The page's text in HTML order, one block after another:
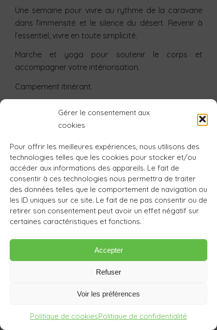
Gérer le consentement aux
cookies
Pour offrir les meilleures expériences, nous utilisons des
technologies telles que les cookies pour stocker et/ou
accéder aux informations des appareils. Le fait de
consentir à ces technologies nous permettra de traiter
des données telles que le comportement de navigation ou
les ID uniques sur ce site. Le fait de ne pas consentir ou de
retirer son consentement peut avoir un effet négatif sur
certaines caractéristiques et fonctions.
Accepter
Refuser
Voir les préférences
Politique de cookiesPolitique de confidentialité
Une semaine pour vivre au rythme de la caravane
dans l’immensité et le silence du désert. Revenir à
l’essentiel, vivre en toute simplicité.
Marche et yoga pour soutenir le corps et
accompagner votre intériorisation.
Campement itinérant.
STAGE
Du 23 au 31 octobre 2026
9 jours / 8 nuits
Désert Marocain
Pour le yoga: 280€
Pour l’hébergement et le transport sur place